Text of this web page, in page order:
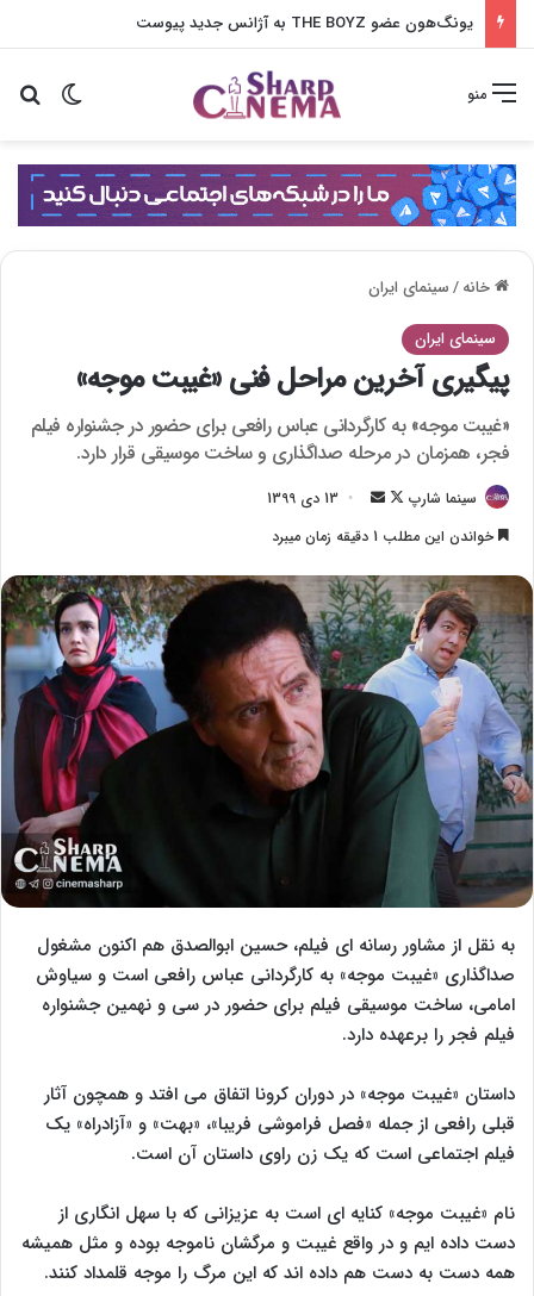
یونگ‌هون عضو THE BOYZ به آژانس جدید پیوست
تغییر منو
خانه/سینمای ایران
سینمای ایران
پیگیری آخرین مراحل فنی «غیبت موجه»
«غیبت موجه» به کارگردانی عباس رافعی برای حضور در جشنواره فیلم
فجر، همزمان در مرحله صداگذاری و ساخت موسیقی قرار دارد.
سینما شارپ
F
l
o
w
o
n
X
ا
ل
ا
ی
م
ی
ل
13 دی 1399
خواندن این مطلب 1 دقیقه زمان میبرد
به نقل از مشاور رسانه ای فیلم، حسین ابوالصدق هم اکنون مشغول
صداگذاری «غیبت موجه» به کارگردانی عباس رافعی است‌ و سیاوش
امامی، ساخت موسیقی فیلم برای حضور در سی و نهمین جشنواره
فیلم فجر را برعهده دارد.
داستان «غیبت موجه» در دوران کرونا اتفاق می افتد و همچون آثار
قبلی رافعی از جمله «فصل فراموشی فریبا»، «بهت» و «آزادراه» یک
فیلم اجتماعی است که یک زن راوی داستان آن است.
نام «غیبت موجه» کنایه ای است به عزیزانی که با سهل انگاری از
دست داده ایم و در واقع غیبت و مرگشان ناموجه بوده و مثل همیشه
همه دست به دست هم داده اند که این مرگ را موجه قلمداد کنند.